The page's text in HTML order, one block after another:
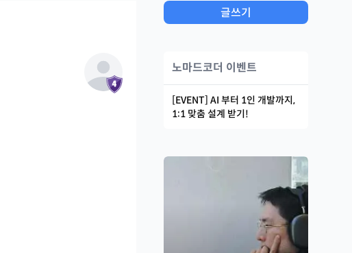
글쓰기
노마드코더 이벤트
[EVENT] AI 부터 1인 개발까지,
1:1 맞춤 설계 받기!